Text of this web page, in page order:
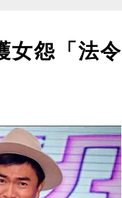
女怨「法令